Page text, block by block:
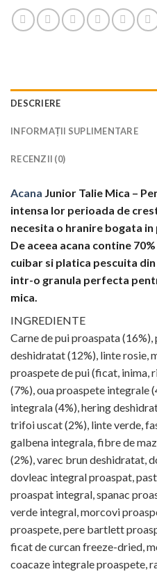
DESCRIERE
INFORMAȚII SUPLIMENTARE
RECENZII (0)
Acana Junior Talie Mica –
intensa lor perioada de
necesita o hranire bogata
De aceea acana contine
cuibar si platica pescuita
intr-o granula perfecta
mica.
INGREDIENTE
Carne de pui proaspata
deshidratat (12%), linte rosie,
proaspete de pui (ficat, inima,
(7%), oua proaspete integrale
integrala (4%), hering
trifoi uscat (2%), linte verde,
galbena integrala, fibre de
(2%), varec brun deshidratat,
dovleac integral proaspat,
proaspat integral, spanac
verde integral, morcovi
proaspete, pere bartlett
ficat de curcan freeze-dried,
coacaze integrale proaspete,